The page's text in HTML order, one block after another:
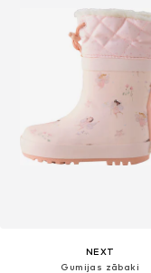
NEXT
Gumijas zābaki